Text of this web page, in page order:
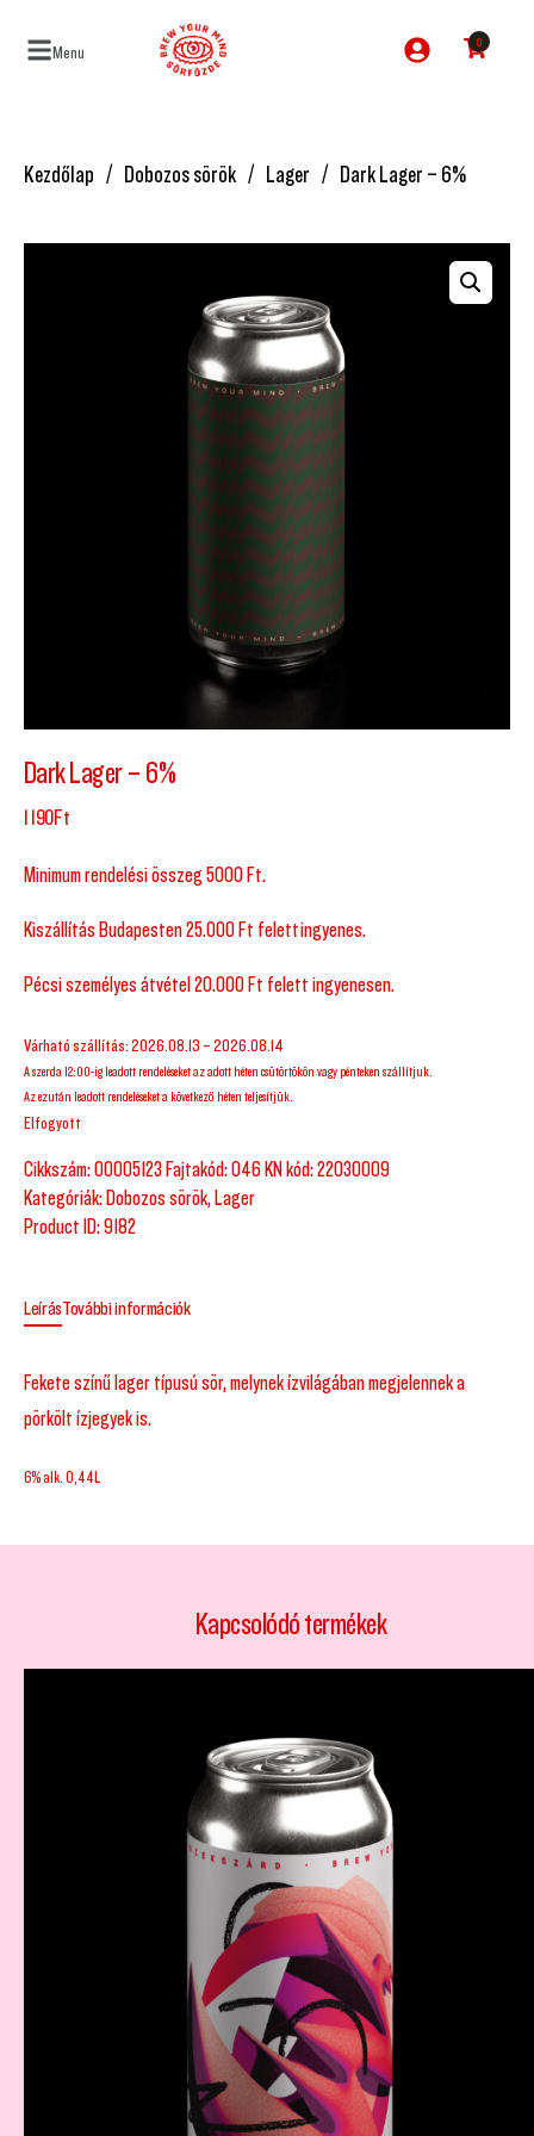
Menu 0
Kezdőlap Dobozos sörök Lager Dark Lager – 6%
Dark Lager – 6%
1 190Ft
Minimum rendelési összeg 5000 Ft.
Kiszállítás Budapesten 25.000 Ft felett ingyenes.
Pécsi személyes átvétel 20.000 Ft felett ingyenesen.
Várható szállítás: 2026.08.13 – 2026.08.14
A szerda 12:00-ig leadott rendeléseket az adott héten csütörtökön vagy pénteken szállítjuk.
Az ezután leadott rendeléseket a következő héten teljesítjük.
Elfogyott
Cikkszám:00005123 Fajtakód: 046 KN kód: 22030009
Kategóriák:Dobozos sörök,Lager
Product ID:9182
LeírásTovábbi információk
Fekete színű lager típusú sör, melynek ízvilágában megjelennek a
pörkölt ízjegyek is.
6% alk. 0,44L
Kapcsolódó termékek